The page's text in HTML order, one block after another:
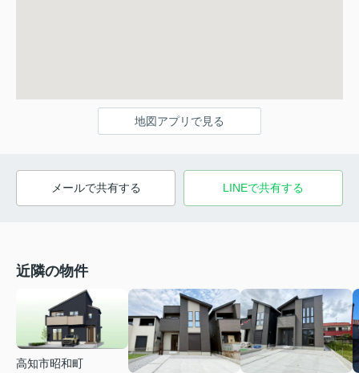
地図アプリで見る
メールで共有する LINEで共有する
近隣の物件
高知市昭和町